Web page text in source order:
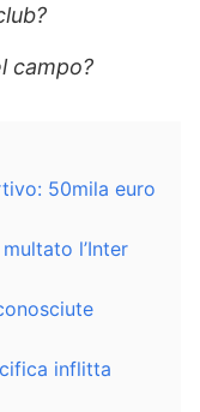
campo?
50mila euro
l’Inter
inflitta